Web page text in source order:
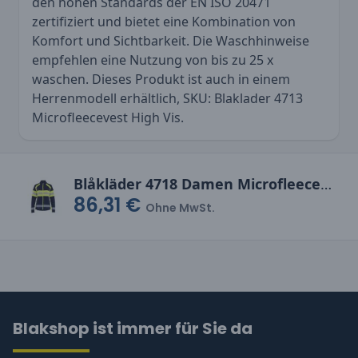
zertifiziert und bietet eine Kombination von
Komfort und Sichtbarkeit. Die Waschhinweise
empfehlen eine Nutzung von bis zu 25 x
waschen. Dieses Produkt ist auch in einem
Herrenmodell erhältlich, SKU: Blaklader 4713
Microfleecevest High Vis.
Blåkläder 4718 Damen Microfleece Jacke
86,31 € Ohne MwSt.
Blakshop ist immer für Sie da